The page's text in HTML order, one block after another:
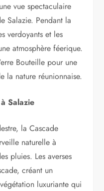
vue spectaculaire
Salazie. Pendant la
verdoyants et les
atmosphère féerique.
Bouteille pour une
la nature réunionnaise.
Salazie
la Cascade
naturelle à
pluies. Les averses
créant un
luxuriante qui